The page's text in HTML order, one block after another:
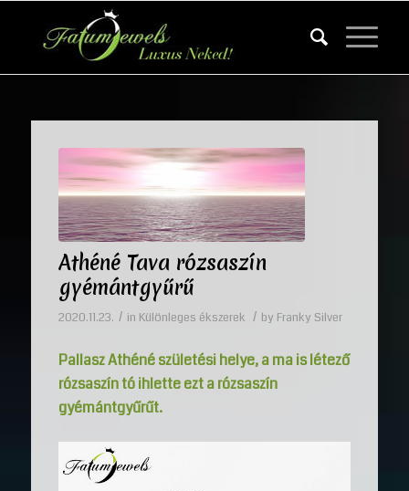
Athéné Tava rózsaszín
gyémántgyűrű
2020.11.23. / in Különleges ékszerek / by Franky Silver
Pallasz Athéné születési helye, a ma is létező
rózsaszín tó ihlette ezt a rózsaszín
gyémántgyűrűt.